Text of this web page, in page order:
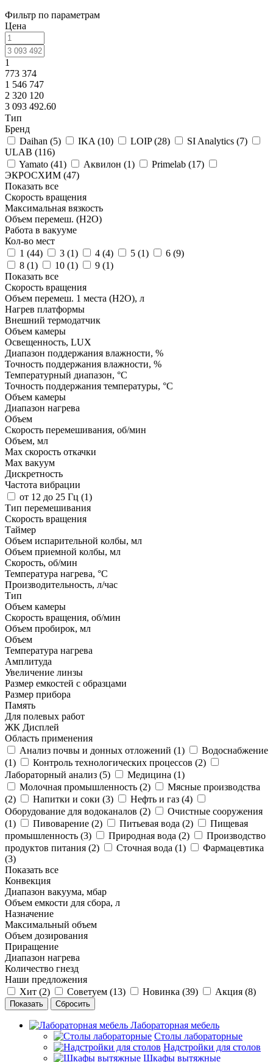
Фильтр по параметрам
Цена
1
773 374
1 546 747
2 320 120
3 093 492.60
Тип
Бренд
Daihan (5) IKA (10) LOIP (28) SI Analytics (7)
ULAB (116)
Yamato (41) Аквилон (1) Primelab (17)
ЭКРОСХИМ (47)
Показать все
Скорость вращения
Максимальная вязкость
Объем перемеш. (H2O)
Работа в вакууме
Кол-во мест
1 (44) 3 (1) 4 (4) 5 (1) 6 (9)
8 (1) 10 (1) 9 (1)
Показать все
Скорость вращения
Объем перемеш. 1 места (H2O), л
Нагрев платформы
Внешний термодатчик
Объем камеры
Освещенность, LUX
Диапазон поддержания влажности, %
Точность поддержания влажности, %
Температурный диапазон, °С
Точность поддержания температуры, °С
Объем камеры
Диапазон нагрева
Объем
Скорость перемешивания, об/мин
Объем, мл
Маx скорость откачки
Мах вакуум
Дискретность
Частота вибрации
от 12 до 25 Гц (1)
Тип перемешивания
Скорость вращения
Таймер
Объем испарительной колбы, мл
Объем приемной колбы, мл
Скорость, об/мин
Температура нагрева, °С
Производительность, л/час
Тип
Объем камеры
Скорость вращения, об/мин
Объем пробирок, мл
Объем
Температура нагрева
Амплитуда
Увеличение линзы
Размер емкостей с образцами
Размер прибора
Память
Для полевых работ
ЖК Дисплей
Область применения
Анализ почвы и донных отложений (1)
Водоснабжение
(1) Контроль технологических процессов (2)
Лабораторный анализ (5) Медицина (1)
Молочная промышленность (2)
Мясные производства
(2) Напитки и соки (3) Нефть и газ (4)
Оборудование для водоканалов (2)
Очистные сооружения
(1) Пивоварение (2) Питьевая вода (2)
Пищевая
промышленность (3) Природная вода (2)
Производство
продуктов питания (2) Сточная вода (1)
Фармацевтика
(3)
Показать все
Конвекция
Диапазон вакуума, мбар
Объем емкости для сбора, л
Назначение
Максимальный объем
Объем дозирования
Приращение
Диапазон нагрева
Количество гнезд
Наши предложения
Хит (2) Советуем (13) Новинка (39) Акция (8)
Сбросить
Лабораторная мебель
Столы лабораторные
Надстройки для столов
Шкафы вытяжные